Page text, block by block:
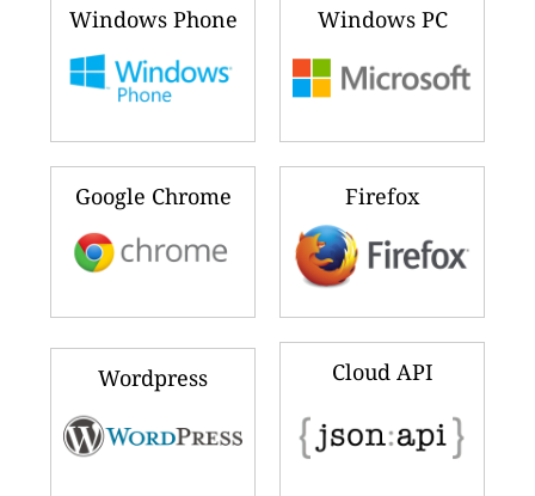
Windows Phone Windows PC
Google Chrome Firefox
Wordpress Cloud API